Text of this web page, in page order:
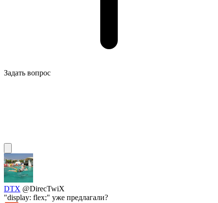
Задать вопрос
DTX @DirecTwiX
"display: flex;" уже предлагали?